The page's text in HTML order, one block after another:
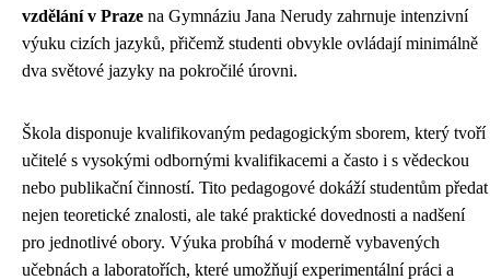
vzdělání v Praze na Gymnáziu Jana Nerudy zahrnuje intenzivní
výuku cizích jazyků, přičemž studenti obvykle ovládají minimálně
dva světové jazyky na pokročilé úrovni.
Škola disponuje kvalifikovaným pedagogickým sborem, který tvoří
učitelé s vysokými odbornými kvalifikacemi a často i s vědeckou
nebo publikační činností. Tito pedagogové dokáží studentům předat
nejen teoretické znalosti, ale také praktické dovednosti a nadšení
pro jednotlivé obory. Výuka probíhá v moderně vybavených
učebnách a laboratořích, které umožňují experimentální práci a